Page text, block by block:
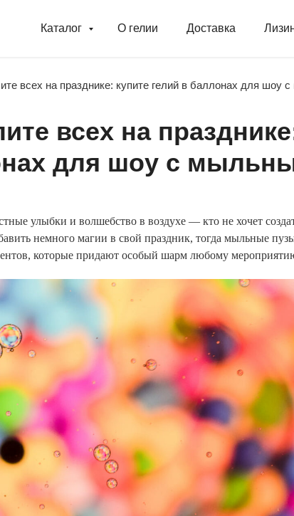
Каталог О гелии Доставка
всех на празднике: купите гелий в баллонах для шоу
всех на
для шоу с
улыбки и волшебство в воздухе — кто не хочет
немного магии в свой праздник, тогда мыльные
которые придают особый шарм любому